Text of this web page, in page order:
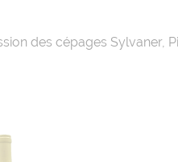
des cépages Sylvaner,